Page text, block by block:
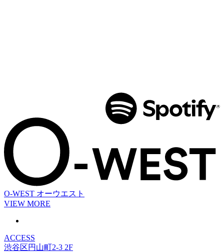
O-WEST オーウエスト
VIEW MORE
ACCESS
渋谷区円山町2-3 2F